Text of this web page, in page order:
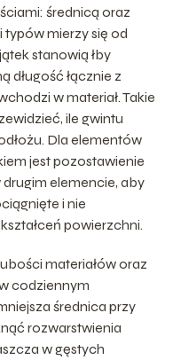
średnicą oraz
typów mierzy się od
stanowią łby
długość łącznie z
w materiał. Takie
ile gwintu
Dla elementów
jest pozostawienie
elemencie, aby
i nie
powierzchni.
materiałów oraz
codziennym
średnica przy
rozwarstwienia
w gęstych